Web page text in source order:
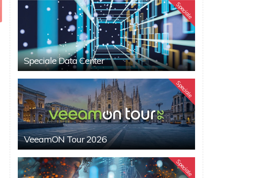
Speciale
Speciale Data Center
Speciale
VeeamON Tour 2026
Speciale